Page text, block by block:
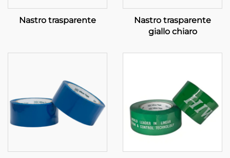
Nastro trasparente
Nastro trasparente
giallo chiaro